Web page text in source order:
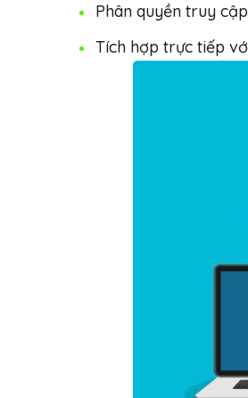
Phân quyền truy
Tích hợp trực tiếp